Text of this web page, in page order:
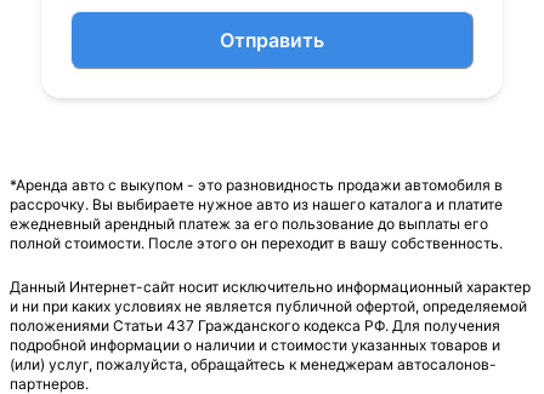
Отправить
*Аренда авто с выкупом - это разновидность продажи автомобиля в
рассрочку. Вы выбираете нужное авто из нашего каталога и платите
ежедневный арендный платеж за его пользование до выплаты его
полной стоимости. После этого он переходит в вашу собственность.
Данный Интернет-сайт носит исключительно информационный характер
и ни при каких условиях не является публичной офертой, определяемой
положениями Статьи 437 Гражданского кодекса РФ. Для получения
подробной информации о наличии и стоимости указанных товаров и
(или) услуг, пожалуйста, обращайтесь к менеджерам автосалонов-
партнеров.